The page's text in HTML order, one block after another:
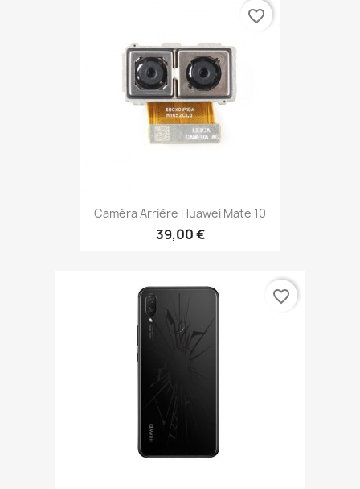
Caméra Arrière Huawei Mate 10
39,00 €
favorite_border
favorite_border